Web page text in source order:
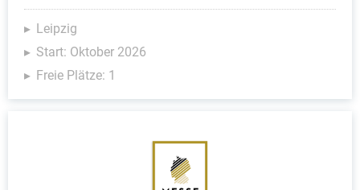
Leipzig
Start: Oktober 2026
Freie Plätze: 1